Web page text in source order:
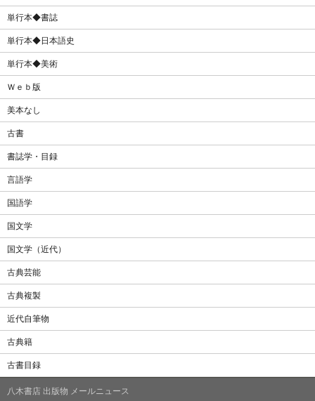
単行本◆書誌
単行本◆日本語史
単行本◆美術
Ｗｅｂ版
美本なし
古書
書誌学・目録
言語学
国語学
国文学
国文学（近代）
古典芸能
古典複製
近代自筆物
古典籍
古書目録
八木書店 出版物 メールニュース